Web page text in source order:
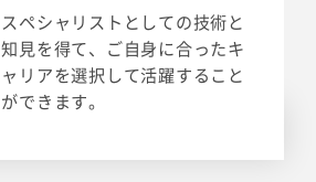
スペシャリストとしての技術と
知見を得て、ご自身に合ったキ
ャリアを選択して活躍すること
ができます。